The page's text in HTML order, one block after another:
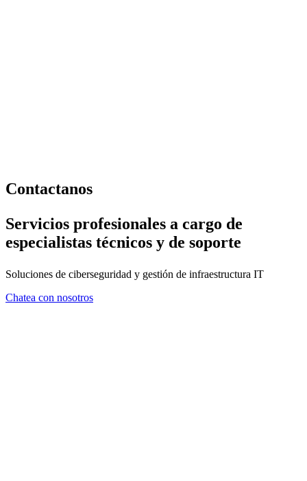
Contactanos
Servicios profesionales a cargo de
especialistas técnicos y de soporte
Soluciones de ciberseguridad y gestión de infraestructura IT
Chatea con nosotros